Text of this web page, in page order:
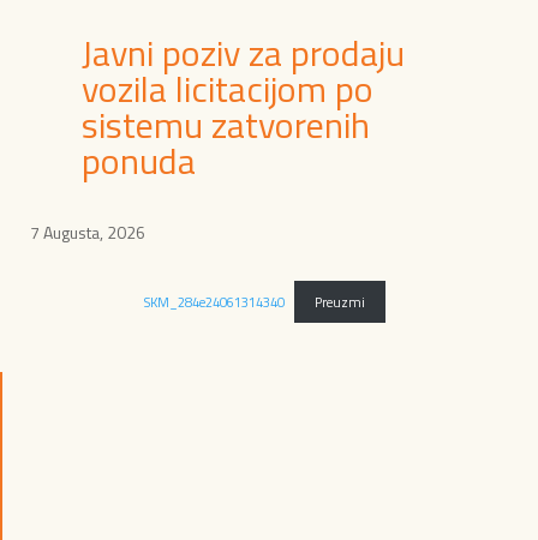
Javni poziv za prodaju
vozila licitacijom po
sistemu zatvorenih
ponuda
7 Augusta, 2026
SKM_284e24061314340 Preuzmi